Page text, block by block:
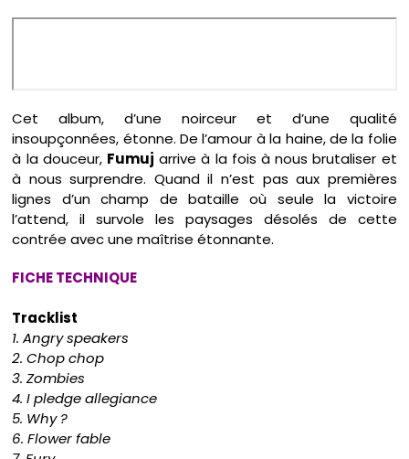
Cet album, d’une noirceur et d’une qualité
insoupçonnées, étonne. De l’amour à la haine, de la folie
à la douceur, Fumuj arrive à la fois à nous brutaliser et
à nous surprendre. Quand il n’est pas aux premières
lignes d’un champ de bataille où seule la victoire
l’attend, il survole les paysages désolés de cette
contrée avec une maîtrise étonnante.
FICHE TECHNIQUE
Tracklist
1. Angry speakers
2. Chop chop
3. Zombies
4. I pledge allegiance
5. Why ?
6. Flower fable